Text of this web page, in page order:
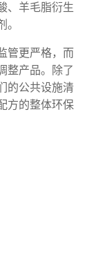
、羊毛脂衍生
管更严格，而
整产品。除了
的公共设施清
方的整体环保